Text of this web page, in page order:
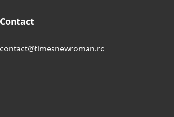
Contact
contact@timesnewroman.ro